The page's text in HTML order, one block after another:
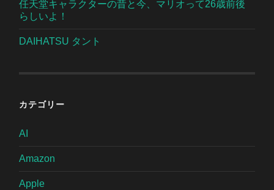
任天堂キャラクターの昔と今、マリオって26歳前後
らしいよ！
DAIHATSU タント
カテゴリー
AI
Amazon
Apple